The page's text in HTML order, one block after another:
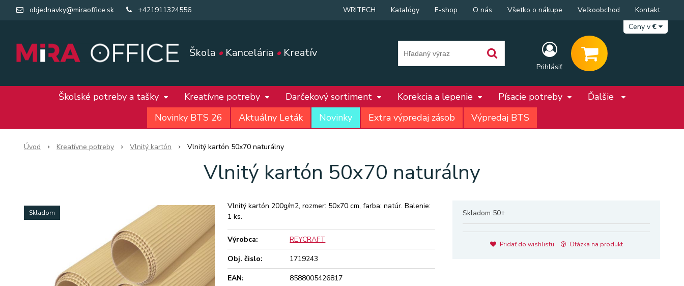
Škola •Kancelária •Kreatív
objednavky@miraoffice.sk +421911324556
Prihlásiť
WRITECH Katalógy E-shop O nás Všetko o nákupe Veľkoobchod
Kontakt
Ceny v€
Školské potreby a tašky Kreatívne potreby Darčekový sortiment Korekcia a lepenie Písacie potreby
Ďalšie
Novinky BTS 26
Aktuálny Leták Novinky Extra výpredaj zásob Výpredaj BTS
Úvod Kreatívne potreby Vlnitý kartón Vlnitý kartón 50x70 naturálny
Vlnitý kartón 50x70 naturálny
Skladom Skladom 50+
Pridať do wishlistu Otázka na produkt
Vlnitý kartón 200g/m2, rozmer: 50x70 cm, farba: natúr. Balenie:
1 ks.
Výrobca:
REYCRAFT
Obj. čislo:
1719243
EAN:
8588005426817